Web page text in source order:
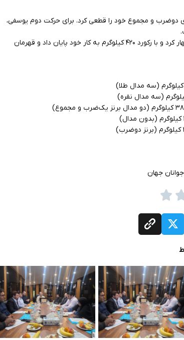
بالای سر برد و مدال طلای دوضرب و مجموع خود را قطعی کرد. برای حرکت دوم یوسفی،
یوسفی در آخرین حرکت دوضرب، پشت وزنه ۲۴۰ کیلوگرم ایستاد و آن را مهار کرد و با رکورد ۴۲۰ کیلوگرم به کار خود پایان داد و قهرمان
جهان